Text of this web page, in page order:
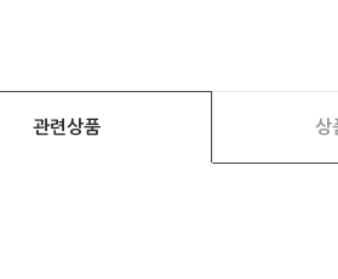
관련상품 상